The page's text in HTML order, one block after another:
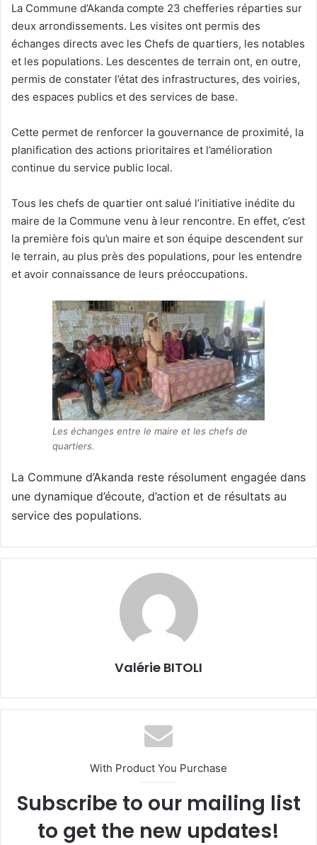
La Commune d’Akanda compte 23 chefferies réparties sur
deux arrondissements. Les visites ont permis des
échanges directs avec les Chefs de quartiers, les notables
et les populations. Les descentes de terrain ont, en outre,
permis de constater l’état des infrastructures, des voiries,
des espaces publics et des services de base.
Cette permet de renforcer la gouvernance de proximité, la
planification des actions prioritaires et l’amélioration
continue du service public local.
Tous les chefs de quartier ont salué l’initiative inédite du
maire de la Commune venu à leur rencontre. En effet, c’est
la première fois qu’un maire et son équipe descendent sur
le terrain, au plus près des populations, pour les entendre
et avoir connaissance de leurs préoccupations.
Les échanges entre le maire et les chefs de
quartiers.
La Commune d’Akanda reste résolument engagée dans
une dynamique d’écoute, d’action et de résultats au
service des populations.
Valérie BITOLI
With Product You Purchase
Subscribe to our mailing list
to get the new updates!